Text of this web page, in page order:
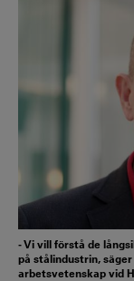
- Vi vill förstå de
på stålindustrin,
arbetsvetenskap vid